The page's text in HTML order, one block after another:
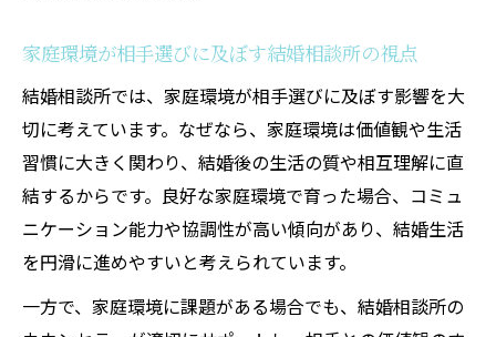
家庭環境が相手選びに及ぼす結婚相談所の視点
結婚相談所では、家庭環境が相手選びに及ぼす影響を大
切に考えています。なぜなら、家庭環境は価値観や生活
習慣に大きく関わり、結婚後の生活の質や相互理解に直
結するからです。良好な家庭環境で育った場合、コミュ
ニケーション能力や協調性が高い傾向があり、結婚生活
を円滑に進めやすいと考えられています。
一方で、家庭環境に課題がある場合でも、結婚相談所の